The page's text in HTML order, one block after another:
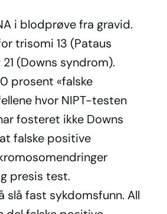
i blodprøve fra gravid.
trisomi 13 (Pataus
(Downs syndrom).
prosent «falske
hvor NIPT-testen
fosteret ikke Downs
falske positive
presis test.
slå fast sykdomsfunn. All